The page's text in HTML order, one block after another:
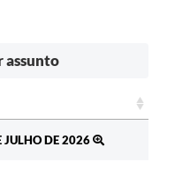
assunto
JULHO DE 2026